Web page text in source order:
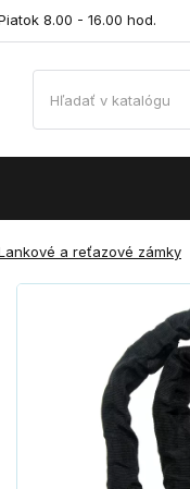
8.00 - 16.00 hod.
a reťazové zámky